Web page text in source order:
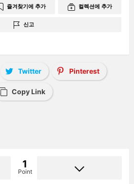
즐겨찾기에 추가 컬렉션에 추가
신고
Twitter Pinterest
Copy Link
1
Point